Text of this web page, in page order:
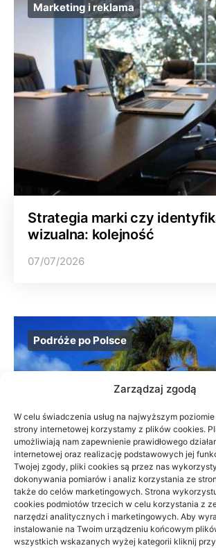
Zarządzaj zgodą
W celu świadczenia usług na najwyższym
strony internetowej korzystamy z plików cookies.
umożliwiają nam zapewnienie prawidłowego
internetowej oraz realizację podstawowych jej
Twojej zgody, pliki cookies są przez nas
dokonywania pomiarów i analiz korzystania ze
także do celów marketingowych. Strona
cookies podmiotów trzecich w celu korzystania z
narzędzi analitycznych i marketingowych. Aby
instalowanie na Twoim urządzeniu końcowym
wszystkich wskazanych wyżej kategorii kliknij
Marketing i reklama
Strategia marki czy
wizualna: kolejność
07/07/2026
Podróże po Polsce